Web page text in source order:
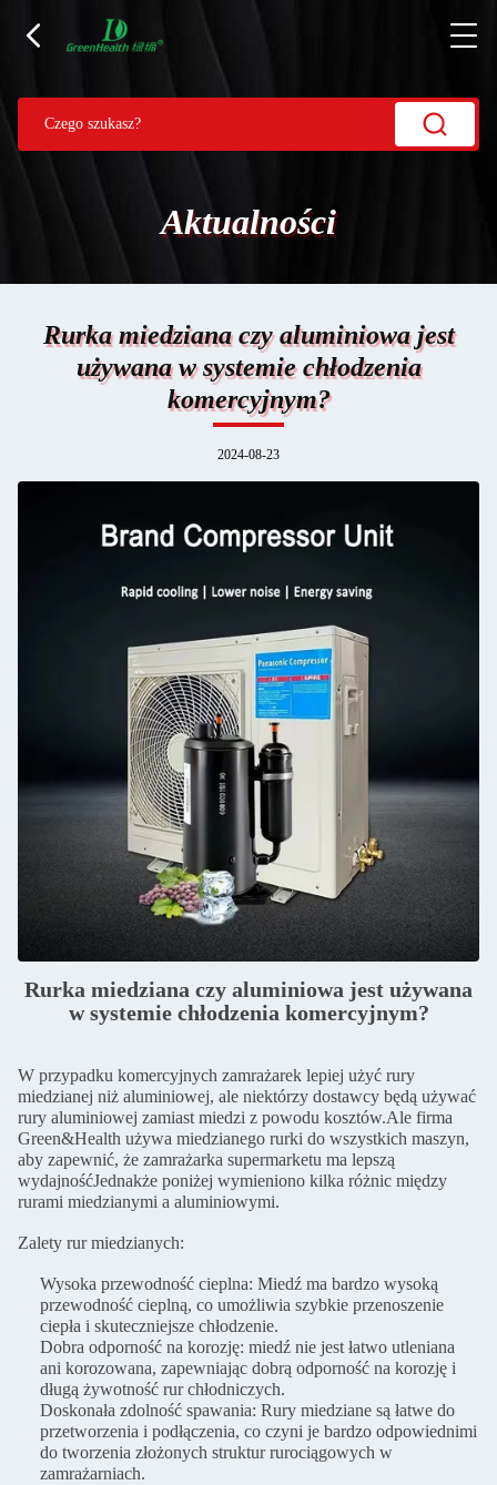
Aktualności
Rurka miedziana czy aluminiowa jest
używana w systemie chłodzenia
komercyjnym?
2024-08-23
Rurka miedziana czy aluminiowa jest używana
w systemie chłodzenia komercyjnym?
W przypadku komercyjnych zamrażarek lepiej użyć rury
miedzianej niż aluminiowej, ale niektórzy dostawcy będą używać
rury aluminiowej zamiast miedzi z powodu kosztów.Ale firma
Green&Health używa miedzianego rurki do wszystkich maszyn,
aby zapewnić, że zamrażarka supermarketu ma lepszą
wydajnośćJednakże poniżej wymieniono kilka różnic między
rurami miedzianymi a aluminiowymi.
Zalety rur miedzianych:
Wysoka przewodność cieplna: Miedź ma bardzo wysoką
przewodność cieplną, co umożliwia szybkie przenoszenie
ciepła i skuteczniejsze chłodzenie.
Dobra odporność na korozję: miedź nie jest łatwo utleniana
ani korozowana, zapewniając dobrą odporność na korozję i
długą żywotność rur chłodniczych.
Doskonała zdolność spawania: Rury miedziane są łatwe do
przetworzenia i podłączenia, co czyni je bardzo odpowiednimi
do tworzenia złożonych struktur rurociągowych w
zamrażarniach.